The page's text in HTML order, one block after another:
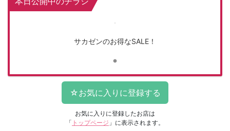
サカゼンのお得なSALE！
お気に入りに登録したお店は
「 トップページ 」に表示されます。